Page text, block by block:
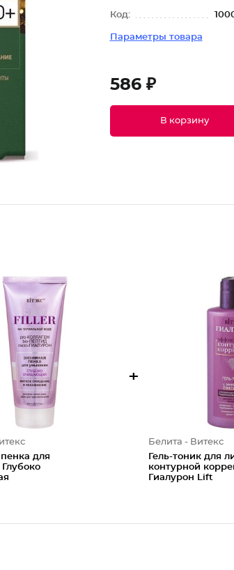
Код:
Параметры товара
586 ₽
В корзину
для
+
Белита - Витекс
Гель-тоник для
контурной
Гиалурон Lift